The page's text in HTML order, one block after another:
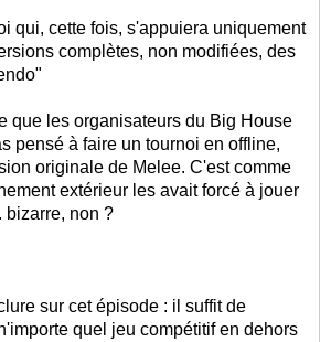
qui, cette fois, s'appuiera uniquement
complètes, non modifiées, des
que les organisateurs du Big House
pensé à faire un tournoi en offline,
originale de Melee. C'est comme
extérieur les avait forcé à jouer
bizarre, non ?
sur cet épisode : il suffit de
quel jeu compétitif en dehors